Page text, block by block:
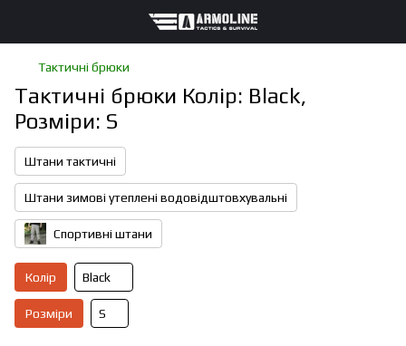
Тактичні брюки
Тактичні брюки Колір: Black,
Розміри: S
Штани тактичні
Штани зимові утеплені водовідштовхувальні
Спортивні штани
Колір Black
Розміри S